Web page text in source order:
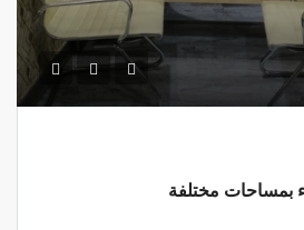
بمساحات مختلفة